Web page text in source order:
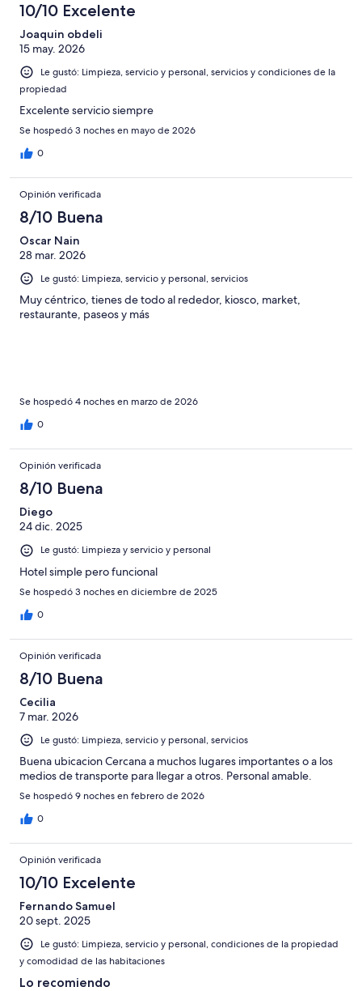
10/10 Excelente
Joaquin obdeli
15 may. 2026
Le gustó: Limpieza, servicio y personal, servicios y condiciones de la
propiedad
Excelente servicio siempre
Se hospedó 3 noches en mayo de 2026
0
Opinión verificada
8/10 Buena
Oscar Nain
28 mar. 2026
Le gustó: Limpieza, servicio y personal, servicios
Muy céntrico, tienes de todo al rededor, kiosco, market,
restaurante, paseos y más
Se hospedó 4 noches en marzo de 2026
0
Opinión verificada
8/10 Buena
Diego
24 dic. 2025
Le gustó: Limpieza y servicio y personal
Hotel simple pero funcional
Se hospedó 3 noches en diciembre de 2025
0
Opinión verificada
8/10 Buena
Cecilia
7 mar. 2026
Le gustó: Limpieza, servicio y personal, servicios
Buena ubicacion Cercana a muchos lugares importantes o a los
medios de transporte para llegar a otros. Personal amable.
Se hospedó 9 noches en febrero de 2026
0
Opinión verificada
10/10 Excelente
Fernando Samuel
20 sept. 2025
Le gustó: Limpieza, servicio y personal, condiciones de la propiedad
y comodidad de las habitaciones
Lo recomiendo